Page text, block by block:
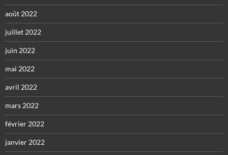
août 2022
juillet 2022
juin 2022
mai 2022
avril 2022
mars 2022
février 2022
janvier 2022